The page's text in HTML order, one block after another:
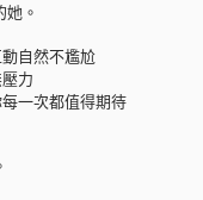
。
自然不尷尬
力
一次都值得期待